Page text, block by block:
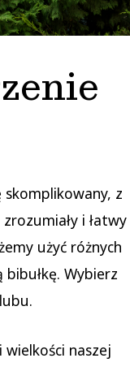
z
i łatwy
użyć różnych
Wybierz
naszej